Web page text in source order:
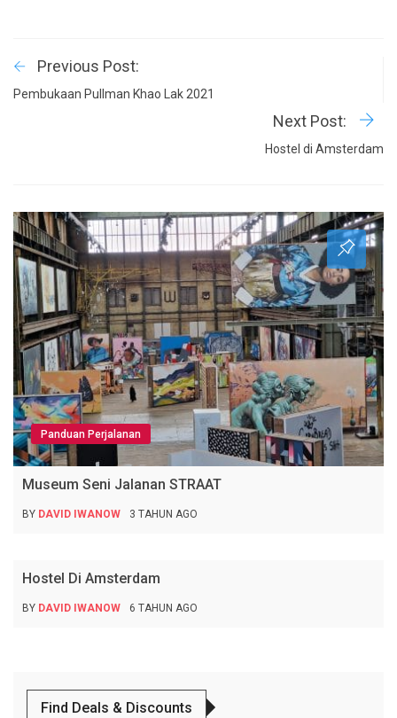
Previous Post:
Pembukaan Pullman Khao Lak 2021
Next Post:
Hostel di Amsterdam
Panduan Perjalanan
Museum Seni Jalanan STRAAT
BY DAVID IWANOW
3 TAHUN AGO
Hostel Di Amsterdam
BY DAVID IWANOW 6 TAHUN AGO
Find Deals & Discounts